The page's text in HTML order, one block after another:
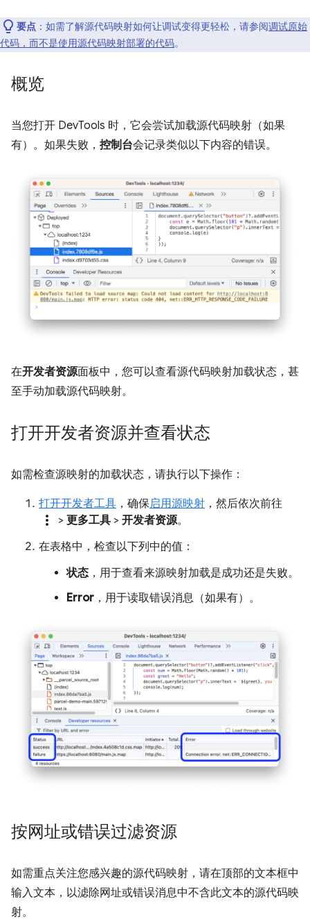
要点 ：如需了解源代码映射如何让调试变得更轻松，请参阅调试原始
代码，而不是使用源代码映射部署的代码。
概览
当您打开 DevTools 时，它会尝试加载源代码映射（如果
有）。如果失败， 控制台会记录类似以下内容的错误。
在开发者资源面板中，您可以查看源代码映射加载状态，甚
至手动加载源代码映射。
打开开发者资源并查看状态
如需检查源映射的加载状态，请执行以下操作：
打开开发者工具 ，确保启用源映射 ，然后依次前往
more_vert > 更多工具 > 开发者资源。
在表格中，检查以下列中的值：
状态 ，用于查看来源映射加载是成功还是失败。
Error ，用于读取错误消息（如果有）。
按网址或错误过滤资源
如需重点关注您感兴趣的源代码映射，请在顶部的文本框中
输入文本，以滤除网址或错误消息中不含此文本的源代码映
射。